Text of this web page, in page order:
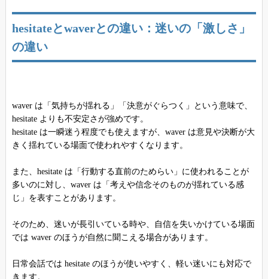
hesitateとwaverとの違い：迷いの「激しさ」
の違い
waver は「気持ちが揺れる」「決意がぐらつく」という意味で、
hesitate よりも不安定さが強めです。
hesitate は一瞬迷う程度でも使えますが、waver は意見や決断が大
きく揺れている場面で使われやすくなります。
また、hesitate は「行動する直前のためらい」に使われることが
多いのに対し、waver は「考えや信念そのものが揺れている感
じ」を表すことがあります。
そのため、迷いが長引いている時や、自信を失いかけている場面
では waver のほうが自然に聞こえる場合があります。
日常会話では hesitate のほうが使いやすく、軽い迷いにも対応で
きます。